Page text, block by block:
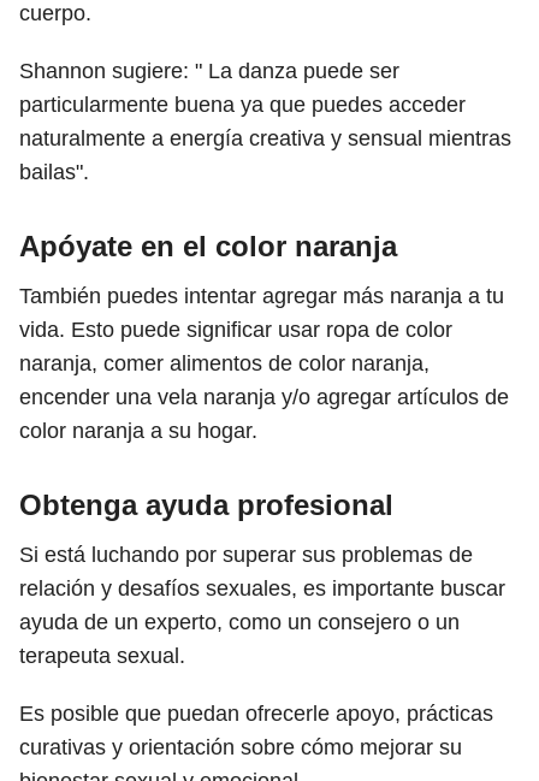
cuerpo.
Shannon sugiere: " La danza puede ser
particularmente buena ya que puedes acceder
naturalmente a energía creativa y sensual mientras
bailas".
Apóyate en el color naranja
También puedes intentar agregar más naranja a tu
vida. Esto puede significar usar ropa de color
naranja, comer alimentos de color naranja,
encender una vela naranja y/o agregar artículos de
color naranja a su hogar.
Obtenga ayuda profesional
Si está luchando por superar sus problemas de
relación y desafíos sexuales, es importante buscar
ayuda de un experto, como un consejero o un
terapeuta sexual.
Es posible que puedan ofrecerle apoyo, prácticas
curativas y orientación sobre cómo mejorar su